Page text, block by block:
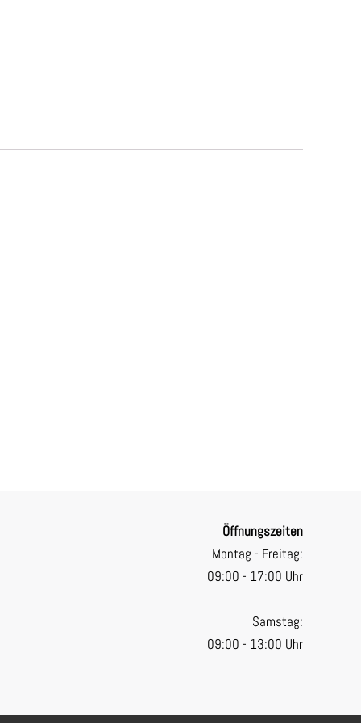
Öffnungszeiten
Montag - Freitag:
09:00 - 17:00 Uhr
Samstag:
09:00 - 13:00 Uhr